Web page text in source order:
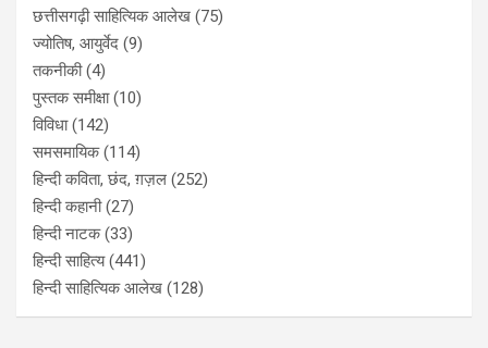
छत्तीसगढ़ी साहित्यिक आलेख (75)
ज्योतिष, आयुर्वेद (9)
तकनीकी(4)
पुस्‍तक समीक्षा(10)
विविधा(142)
समसमायिक(114)
हिन्दी कविता, छंद, ग़ज़ल (252)
हिन्दी कहानी(27)
हिन्‍दी नाटक(33)
हिन्दी साहित्य(441)
हिन्दी साहित्यिक आलेख (128)